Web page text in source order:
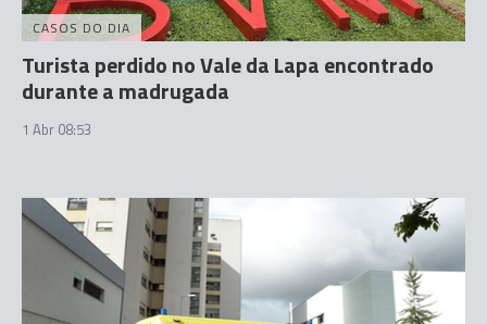
CASOS DO DIA
Turista perdido no Vale da Lapa encontrado
durante a madrugada
1 Abr 08:53